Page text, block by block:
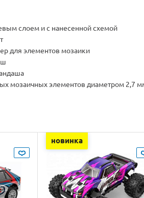
слоем и с нанесенной схемой
для элементов мозаики
мозаичных элементов диаметром 2,7
новинка